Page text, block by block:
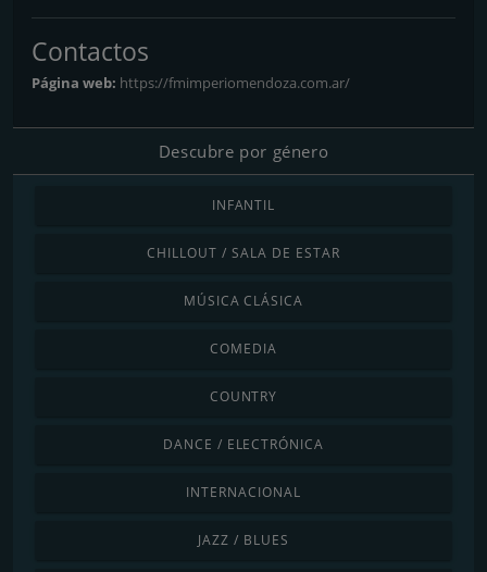
Contactos
Página web: https://fmimperiomendoza.com.ar/
Descubre por género
INFANTIL
CHILLOUT / SALA DE ESTAR
MÚSICA CLÁSICA
COMEDIA
COUNTRY
DANCE / ELECTRÓNICA
INTERNACIONAL
JAZZ / BLUES